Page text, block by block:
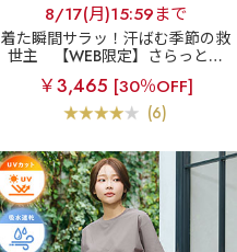
8/17(月)15:59まで
着た瞬間サラッ！汗ばむ季節の救
世主
【WEB限定】さらっとド
ライ 腹巻付き 半袖 綿混 上下セ
ット
￥3,465 [30％OFF]
(6)